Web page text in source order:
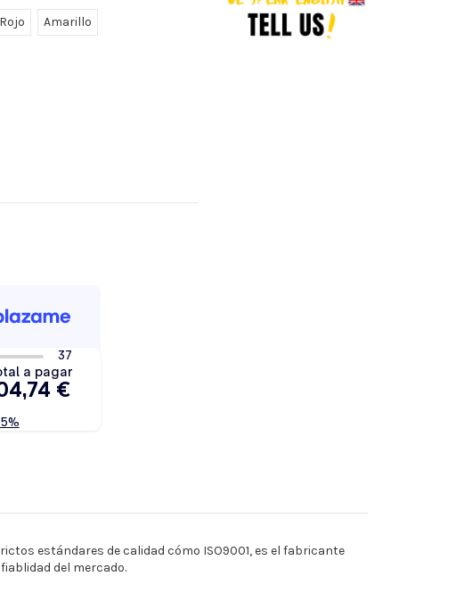
Rojo Amarillo
estándares de calidad cómo ISO9001, es el fabricante
del mercado.